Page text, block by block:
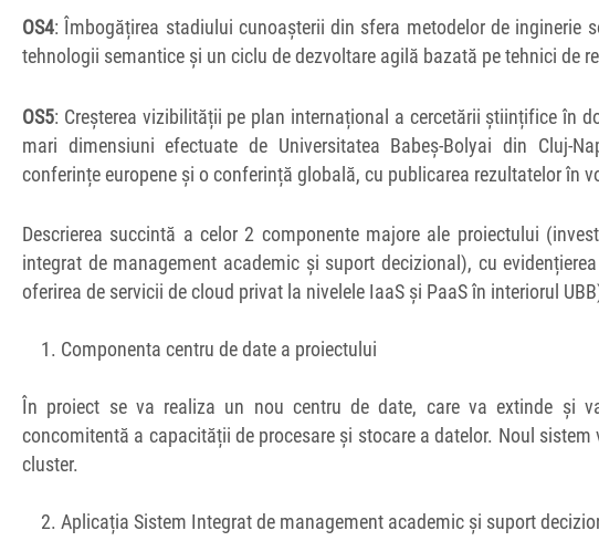
OS4: Îmbogățirea stadiului cunoașterii din sfera metodelor de inginerie
tehnologii semantice și un ciclu de dezvoltare agilă bazată pe tehnici de
OS5: Creșterea vizibilității pe plan internațional a cercetării științifice în
mari dimensiuni efectuate de Universitatea Babeș-Bolyai din Cluj-
conferințe europene și o conferință globală, cu publicarea rezultatelor în
Descrierea succintă a celor 2 componente majore ale proiectului
integrat de management academic și suport decizional), cu
oferirea de servicii de cloud privat la nivelele IaaS și PaaS în interiorul
Componenta centru de date a proiectului
În proiect se va realiza un nou centru de date, care va extinde și
concomitentă a capacității de procesare și stocare a datelor. Noul
cluster.
Aplicația Sistem Integrat de management academic și suport